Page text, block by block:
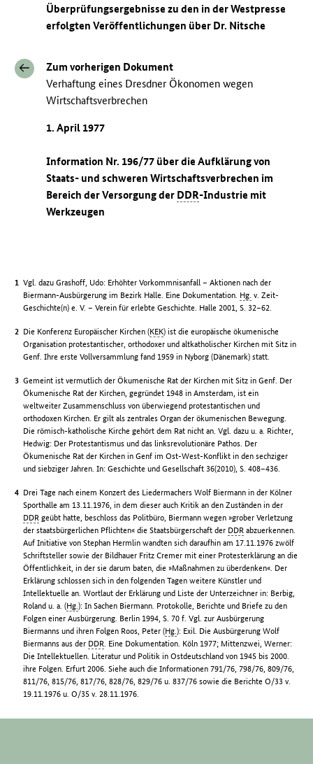
Überprüfungsergebnisse zu den in der Westpresse
erfolgten Veröffentlichungen über Dr. Nitsche
Zum vorherigen Dokument
Verhaftung eines Dresdner Ökonomen wegen
Wirtschaftsverbrechen
1. April 1977
Information Nr. 196/77 über die Aufklärung von
Staats- und schweren Wirtschaftsverbrechen im
Bereich der Versorgung der DDR-Industrie mit
Werkzeugen
Vgl. dazu Grashoff, Udo: Erhöhter Vorkommnisanfall – Aktionen nach der
Biermann-Ausbürgerung im Bezirk Halle. Eine Dokumentation. Hg. v. Zeit-
Geschichte(n) e. V. – Verein für erlebte Geschichte. Halle 2001, S. 32–62.
Die Konferenz Europäischer Kirchen (KEK) ist die europäische ökumenische
Organisation protestantischer, orthodoxer und altkatholischer Kirchen mit Sitz in
Genf. Ihre erste Vollversammlung fand 1959 in Nyborg (Dänemark) statt.
Gemeint ist vermutlich der Ökumenische Rat der Kirchen mit Sitz in Genf. Der
Ökumenische Rat der Kirchen, gegründet 1948 in Amsterdam, ist ein
weltweiter Zusammenschluss von überwiegend protestantischen und
orthodoxen Kirchen. Er gilt als zentrales Organ der ökumenischen Bewegung.
Die römisch-katholische Kirche gehört dem Rat nicht an. Vgl. dazu u. a. Richter,
Hedwig: Der Protestantismus und das linksrevolutionäre Pathos. Der
Ökumenische Rat der Kirchen in Genf im Ost-West-Konflikt in den sechziger
und siebziger Jahren. In: Geschichte und Gesellschaft 36(2010), S. 408–436.
Drei Tage nach einem Konzert des Liedermachers Wolf Biermann in der Kölner
Sporthalle am 13.11.1976, in dem dieser auch Kritik an den Zuständen in der
DDR geübt hatte, beschloss das Politbüro, Biermann wegen »grober Verletzung
der staatsbürgerlichen Pflichten« die Staatsbürgerschaft der DDR abzuerkennen.
Auf Initiative von Stephan Hermlin wandten sich daraufhin am 17.11.1976 zwölf
Schriftsteller sowie der Bildhauer Fritz Cremer mit einer Protesterklärung an die
Öffentlichkeit, in der sie darum baten, die »Maßnahmen zu überdenken«. Der
Erklärung schlossen sich in den folgenden Tagen weitere Künstler und
Intellektuelle an. Wortlaut der Erklärung und Liste der Unterzeichner in: Berbig,
Roland u. a. (Hg.): In Sachen Biermann. Protokolle, Berichte und Briefe zu den
Folgen einer Ausbürgerung. Berlin 1994, S. 70 f. Vgl. zur Ausbürgerung
Biermanns und ihren Folgen Roos, Peter (Hg.): Exil. Die Ausbürgerung Wolf
Biermanns aus der DDR . Eine Dokumentation. Köln 1977; Mittenzwei, Werner:
Die Intellektuellen. Literatur und Politik in Ostdeutschland von 1945 bis 2000.
ihre Folgen. Erfurt 2006. Siehe auch die Informationen 791/76, 798/76, 809/76,
811/76, 815/76, 817/76, 828/76, 829/76 u. 837/76 sowie die Berichte O/33 v.
19.11.1976 u. O/35 v. 28.11.1976.